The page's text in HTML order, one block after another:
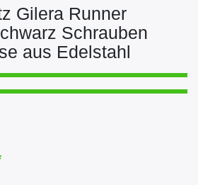
Gilera Runner
Schrauben
aus Edelstahl